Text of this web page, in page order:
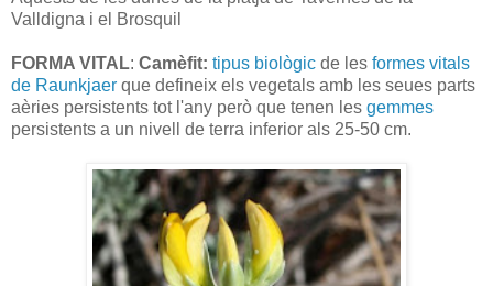
Valldigna i el Brosquil
FORMA VITAL: Camèfit: tipus biològic de les formes vitals
de Raunkjaer que defineix els vegetals amb les seues parts
aèries persistents tot l'any però que tenen les gemmes
persistents a un nivell de terra inferior als 25-50 cm.